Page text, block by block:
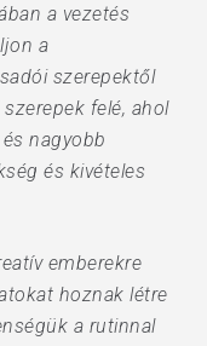
a vezetés
a
szerepektől
felé, ahol
nagyobb
és kivételes
emberekre
hoznak létre
a rutinnal